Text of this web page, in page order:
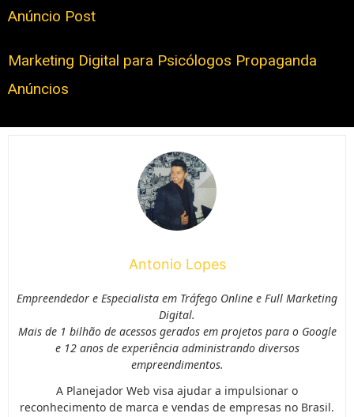
Anúncio Post
Marketing Digital para Psicólogos Propaganda
Anúncios
Antonio Lopes
Empreendedor e Especialista em Tráfego Online e Full Marketing
Digital.
Mais de 1 bilhão de acessos gerados em projetos para o Google
e 12 anos de experiência administrando diversos
empreendimentos.
A Planejador Web visa ajudar a impulsionar o
reconhecimento de marca e vendas de empresas no Brasil.